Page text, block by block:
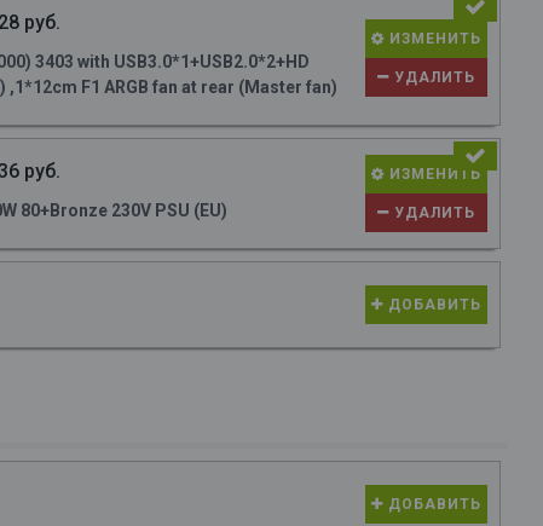
руб.
3403 with USB3.0*1+USB2.0*2+HD
F1 ARGB fan at rear (Master fan)
ИЗМЕНИТЬ
УДАЛИТЬ
руб.
80+Bronze 230V PSU (EU)
ИЗМЕНИТЬ
УДАЛИТЬ
ДОБАВИТЬ
ДОБАВИТЬ